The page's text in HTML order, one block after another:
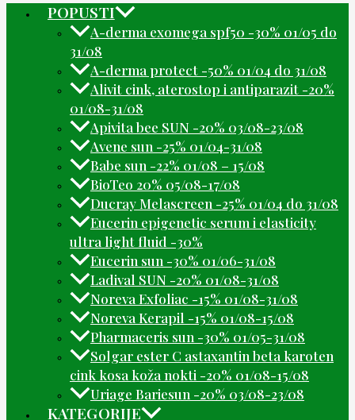
POPUSTI
A-derma exomega spf50 -30% 01/05 do
31/08
A-derma protect -50% 01/04 do 31/08
Alivit cink, aterostop i antiparazit -20%
01/08-31/08
Apivita bee SUN -20% 03/08-23/08
Avene sun -25% 01/04-31/08
Babe sun -22% 01/08 – 15/08
BioTeo 20% 05/08-17/08
Ducray Melascreen -25% 01/04 do 31/08
Eucerin epigenetic serum i elasticity
ultra light fluid -30%
Eucerin sun -30% 01/06-31/08
Ladival SUN -20% 01/08-31/08
Noreva Exfoliac -15% 01/08-31/08
Noreva Kerapil -15% 01/08-15/08
Pharmaceris sun -30% 01/05-31/08
Solgar ester C astaxantin beta karoten
cink kosa koža nokti -20% 01/08-15/08
Uriage Bariesun -20% 03/08-23/08
KATEGORIJE